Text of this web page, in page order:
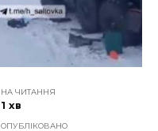
НА ЧИТАННЯ
1 хв
ОПУБЛІКОВАНО